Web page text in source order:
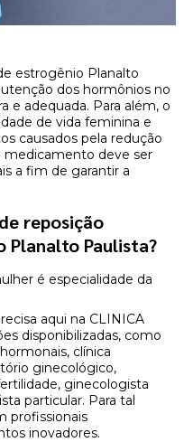
estrogênio Planalto
dos hormônios no
e adequada. Para além, o
de vida feminina e
causados pela redução
medicamento deve ser
a fim de garantir a
reposição
Planalto Paulista?
é especialidade da
aqui na CLINICA
disponibilizadas, como
clínica
ginecológico,
ginecologista
particular. Para tal
profissionais
inovadores.